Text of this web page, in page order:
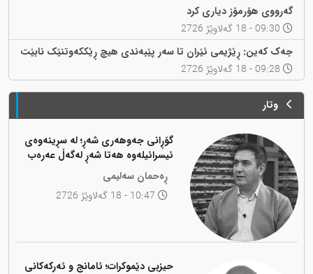
گەرووی هۆرمۆز دیاری کرد
جەک کەین: ڕێژیمی ئێران تا سەر پێبەندی هیچ ڕێککەوتنێک نابێت
وتار
گۆڕانی جەوهەری شەڕ؛ لە سڕینەوەی
ئیسرائیلەوە هەتا شەڕ لەگەڵ عەرەب
ڕەحمان سەلیمی
حیزبی دێموکرات؛ ئامانج و ئەرکەکانی